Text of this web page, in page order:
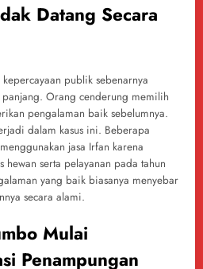
Datang Secara
publik sebenarnya
Orang cenderung memilih
pengalaman baik sebelumnya.
dalam kasus ini. Beberapa
jasa Irfan karena
hewan serta pelayanan pada tahun
yang baik biasanya menyebar
secara alami.
Mulai
Penampungan